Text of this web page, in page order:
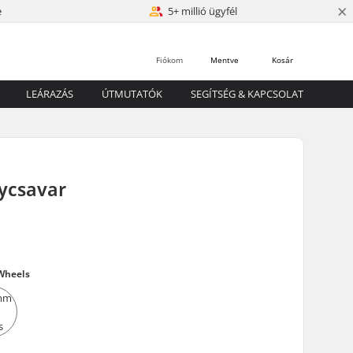
5+ millió ügyfél ×
Kosár
Mentve
Fiókom
LEÁRAZÁS ÚTMUTATÓK SEGÍTSÉG & KAPCSOLAT